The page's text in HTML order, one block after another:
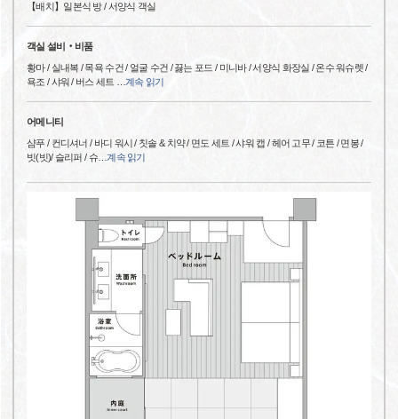
【배치】일본식 방 / 서양식 객실
객실 설비‧비품
황마 / 실내복 / 목욕 수건 / 얼굴 수건 / 끓는 포드 / 미니바 / 서양식 화장실 / 온수 워슈렛 /
욕조 / 샤워 / 버스 세트
계속 읽기
어메니티
샴푸 / 컨디셔너 / 바디 워시 / 칫솔 & 치약 / 면도 세트 / 샤워 캡 / 헤어 고무 / 코튼 / 면봉 /
빗(빗)/ 슬리퍼 / 슈… 계속 읽기